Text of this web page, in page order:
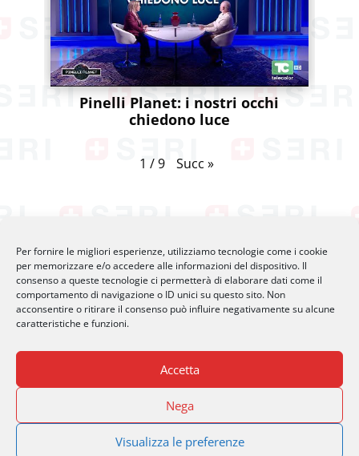
Per fornire le migliori esperienze, utilizziamo tecnologie come i cookie
per memorizzare e/o accedere alle informazioni del dispositivo. Il
consenso a queste tecnologie ci permetterà di elaborare dati come il
comportamento di navigazione o ID unici su questo sito. Non
acconsentire o ritirare il consenso può influire negativamente su alcune
caratteristiche e funzioni.
Accetta
Nega
Visualizza le preferenze
Pinelli Planet: i nostri occhi
chiedono luce
1 / 9 Succ »
SERI Lugano
Palazzo Mantegazza (9° Piano)
CH-6900 Lugano – Paradiso
info@seri-lugano.ch
+41 91 993 13 01